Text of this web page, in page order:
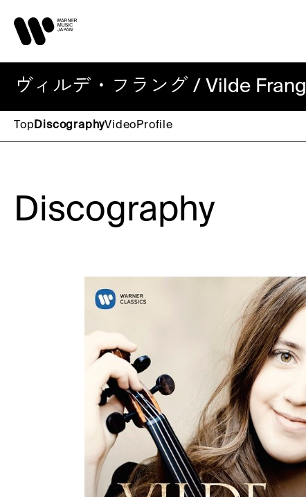
ヴィルデ・フラング / Vilde Frang
Top DiscographyVideo Profile
Discography